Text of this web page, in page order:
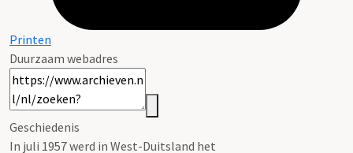
Printen
Duurzaam webadres
Geschiedenis
In juli 1957 werd in West-Duitsland het